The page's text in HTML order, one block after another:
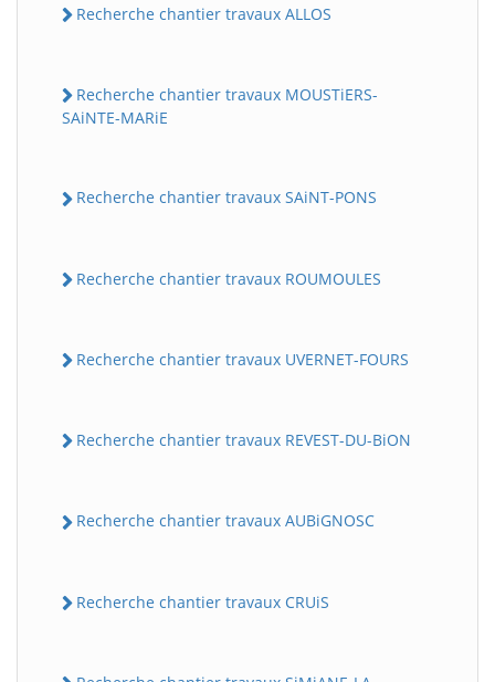
Recherche chantier travaux ALLOS
Recherche chantier travaux MOUSTiERS-
SAiNTE-MARiE
Recherche chantier travaux SAiNT-PONS
Recherche chantier travaux ROUMOULES
Recherche chantier travaux UVERNET-FOURS
Recherche chantier travaux REVEST-DU-BiON
Recherche chantier travaux AUBiGNOSC
Recherche chantier travaux CRUiS